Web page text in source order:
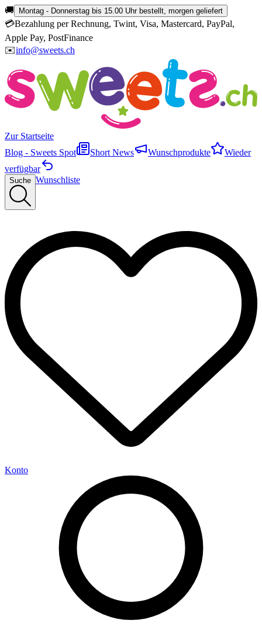
🚚 Montag - Donnerstag bis 15.00 Uhr bestellt, morgen geliefert
💳Bezahlung per Rechnung, Twint, Visa, Mastercard, PayPal,
Apple Pay, PostFinance
✉️info@sweets.ch
Zur Startseite
Blog - Sweets Spot
Short News Wunschprodukte
Wieder
verfügbar
Suche Wunschliste
Konto